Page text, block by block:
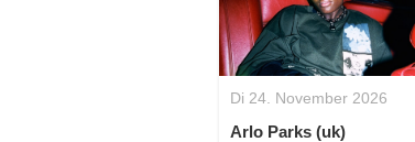
Di 24. November 2026
Arlo Parks (uk)